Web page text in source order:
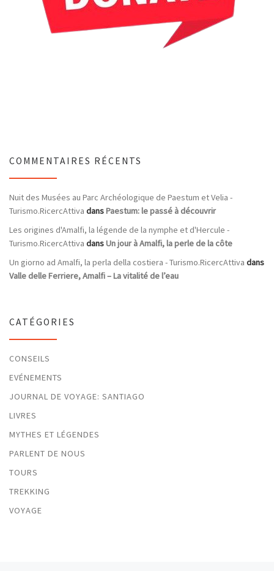
COMMENTAIRES RÉCENTS
Nuit des Musées au Parc Archéologique de Paestum et Velia -
Turismo.RicercAttiva dansPaestum: le passé à découvrir
Les origines d'Amalfi, la légende de la nymphe et d'Hercule -
Turismo.RicercAttiva dansUn jour à Amalfi, la perle de la côte
Un giorno ad Amalfi, la perla della costiera - Turismo.RicercAttiva dans
Valle delle Ferriere, Amalfi – La vitalité de l’eau
CATÉGORIES
CONSEILS
EVÉNEMENTS
JOURNAL DE VOYAGE: SANTIAGO
LIVRES
MYTHES ET LÉGENDES
PARLENT DE NOUS
TOURS
TREKKING
VOYAGE